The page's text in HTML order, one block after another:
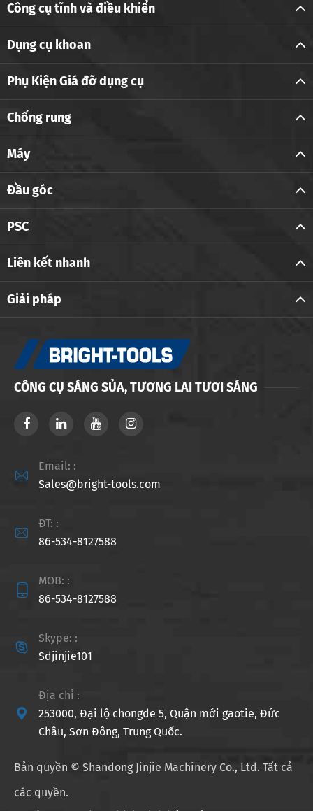
Công cụ tĩnh và điều khiển
Dụng cụ khoan
Phụ Kiện Giá đỡ dụng cụ
Chống rung
Máy
Đầu góc
PSC
Liên kết nhanh
Giải pháp
CÔNG CỤ SÁNG SỦA, TƯƠNG LAI TƯƠI SÁNG

Email: :
Sales@bright-tools.com

ĐT: :
86-534-8127588

MOB: :
86-534-8127588

Skype: :
Sdjinjie101

Địa chỉ :
253000, Đại lộ chongde 5, Quận mới gaotie, Đức
Châu, Sơn Đông, Trung Quốc.
Bản quyền © Shandong Jinjie Machinery Co., Ltd. Tất cả
các quyền.